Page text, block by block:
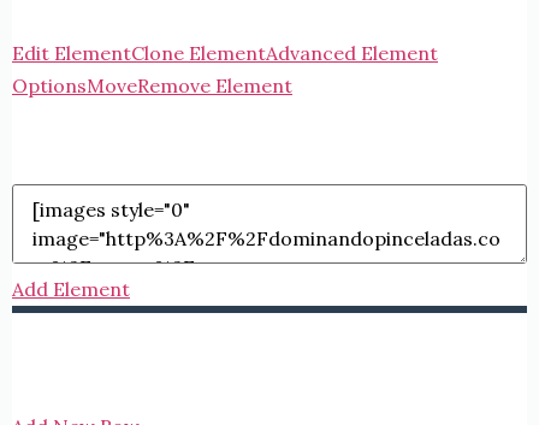
Edit ElementClone ElementAdvanced Element
OptionsMoveRemove Element
Add Element